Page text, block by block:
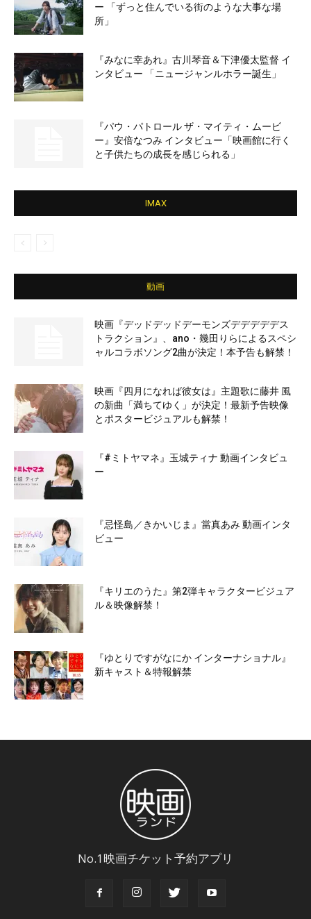
ー 「ずっと住んでいる街のような大事な場
所」
『みなに幸あれ』古川琴音＆下津優太監督 イ
ンタビュー 「ニュージャンルホラー誕生」
『パウ・パトロール ザ・マイティ・ムービ
ー』安倍なつみ インタビュー「映画館に行く
と子供たちの成長を感じられる」
IMAX
動画
映画『デッドデッドデーモンズデデデデデス
トラクション』、ano・幾田りらによるスペシ
ャルコラボソング2曲が決定！本予告も解禁！
映画『四月になれば彼女は』主題歌に藤井 風
の新曲「満ちてゆく」が決定！最新予告映像
とポスタービジュアルも解禁！
『#ミトヤマネ』玉城ティナ 動画インタビュ
ー
『忌怪島／きかいじま』當真あみ 動画インタ
ビュー
『キリエのうた』第2弾キャラクタービジュア
ル＆映像解禁！
『ゆとりですがなにか インターナショナル』
新キャスト＆特報解禁
No.1映画チケット予約アプリ